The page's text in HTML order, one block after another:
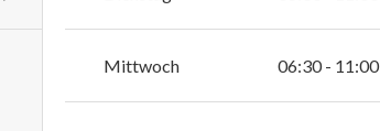
Mittwoch 06:30 - 11:00